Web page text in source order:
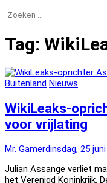
Zoeken
naar:
Tag:
Buitenland Nieuws
WikiLeaks-
voor vrijlating
Mr. Gamerdinsdag, 25
Julian Assange verliet
het Verenigd Koninkrijk.